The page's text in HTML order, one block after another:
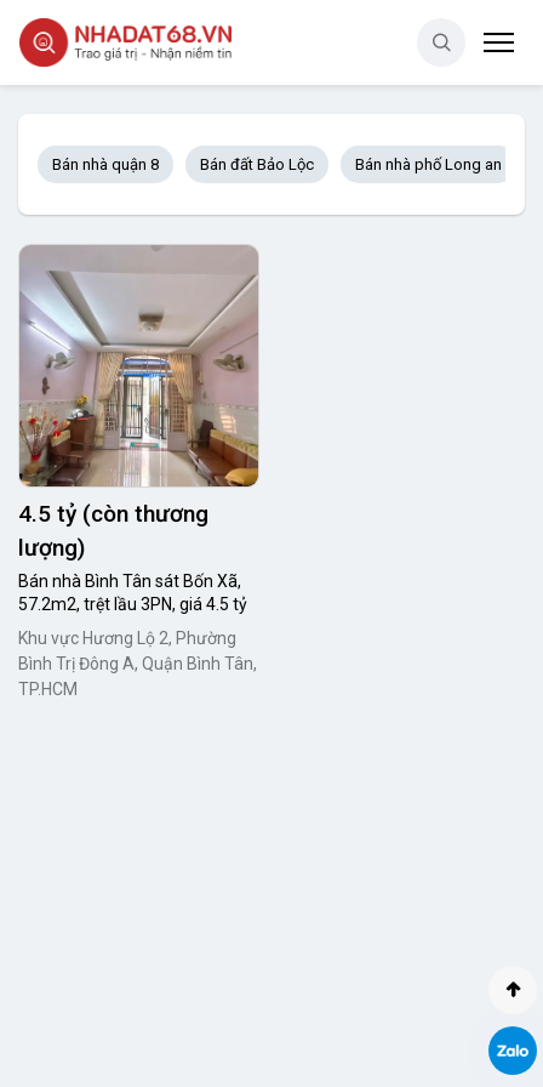
Bán nhà quận 8 Bán đất Bảo Lộc Bán nhà phố Long an
4.5 tỷ (còn thương
lượng)
Bán nhà Bình Tân sát Bốn Xã,
57.2m2, trệt lầu 3PN, giá 4.5 tỷ
Khu vực Hương Lộ 2, Phường
Bình Trị Đông A, Quận Bình Tân,
TP.HCM